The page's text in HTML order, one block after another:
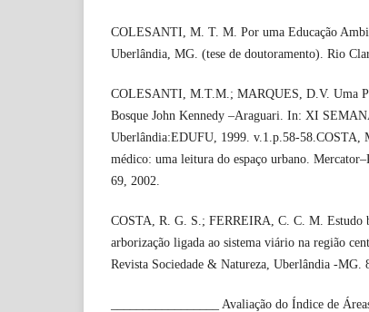
COLESANTI, M. T. M. Por uma Educação
Uberlândia, MG. (tese de doutoramento). Rio
COLESANTI, M.T.M.; MARQUES, D.V. Uma
Bosque John Kennedy –Araguari. In: XI
Uberlândia:EDUFU, 1999. v.1.p.58-58.COSTA,
médico: uma leitura do espaço urbano.
69, 2002.
COSTA, R. G. S.; FERREIRA, C. C. M. Estudo
arborização ligada ao sistema viário na região
Revista Sociedade & Natureza, Uberlândia -MG.
_________________ Avaliação do Índice de